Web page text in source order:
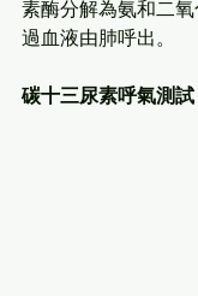
素酶分解為氨和二
過血液由肺呼出。
碳十三尿素呼氣測試